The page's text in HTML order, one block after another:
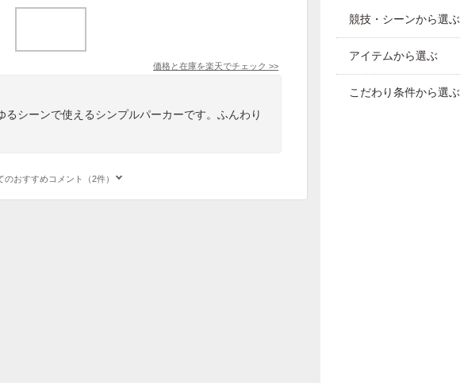
価格と在庫を楽天でチェック >>
シーンで使えるシンプルパーカーです。ふんわり
のおすすめコメント（2件）
競技・シーンから選ぶ
アイテムから選ぶ
こだわり条件から選ぶ